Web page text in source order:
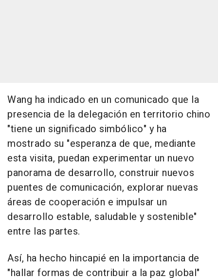
Wang ha indicado en un comunicado que la
presencia de la delegación en territorio chino
"tiene un significado simbólico" y ha
mostrado su "esperanza de que, mediante
esta visita, puedan experimentar un nuevo
panorama de desarrollo, construir nuevos
puentes de comunicación, explorar nuevas
áreas de cooperación e impulsar un
desarrollo estable, saludable y sostenible"
entre las partes.
Así, ha hecho hincapié en la importancia de
"hallar formas de contribuir a la paz global"